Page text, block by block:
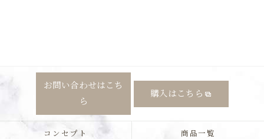
お問い合わせはこち
ら
購入はこちら
コンセプト 商品一覧